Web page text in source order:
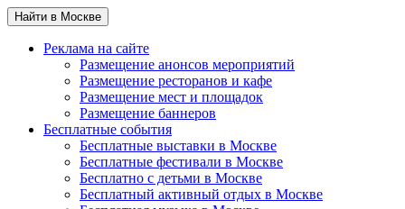
Найти в Москве
Реклама на сайте
Размещение анонсов мероприятий
Размещение ресторанов и кафе
Размещение мест и площадок
Размещение баннеров
Бесплатные события
Бесплатные выставки в Москве
Бесплатные фестивали в Москве
Бесплатно с детьми в Москве
Бесплатный активный отдых в Москве